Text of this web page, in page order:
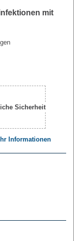
mit
Informationen